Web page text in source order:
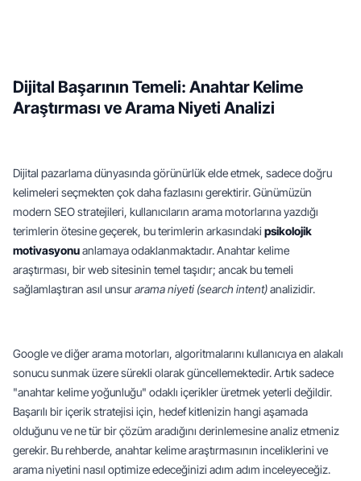
Dijital Başarının Temeli: Anahtar Kelime
Araştırması ve Arama Niyeti Analizi
Dijital pazarlama dünyasında görünürlük elde etmek, sadece doğru
kelimeleri seçmekten çok daha fazlasını gerektirir. Günümüzün
modern SEO stratejileri, kullanıcıların arama motorlarına yazdığı
terimlerin ötesine geçerek, bu terimlerin arkasındaki psikolojik
motivasyonu anlamaya odaklanmaktadır. Anahtar kelime
araştırması, bir web sitesinin temel taşıdır; ancak bu temeli
sağlamlaştıran asıl unsur arama niyeti (search intent) analizidir.
Google ve diğer arama motorları, algoritmalarını kullanıcıya en alakalı
sonucu sunmak üzere sürekli olarak güncellemektedir. Artık sadece
"anahtar kelime yoğunluğu" odaklı içerikler üretmek yeterli değildir.
Başarılı bir içerik stratejisi için, hedef kitlenizin hangi aşamada
olduğunu ve ne tür bir çözüm aradığını derinlemesine analiz etmeniz
gerekir. Bu rehberde, anahtar kelime araştırmasının inceliklerini ve
arama niyetini nasıl optimize edeceğinizi adım adım inceleyeceğiz.